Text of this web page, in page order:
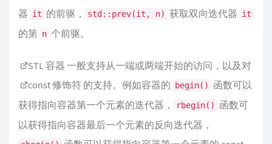
器 it 的前驱， std::prev(it, n) 获取双向迭代器 it
的第 n 个前驱。
STL 容器 一般支持从一端或两端开始的访问，以及对
const 修饰符 的支持。例如容器的 begin()
函数可以
获得指向容器第一个元素的迭代器，
rbegin()
函数可
以获得指向容器最后一个元素的反向迭代器，